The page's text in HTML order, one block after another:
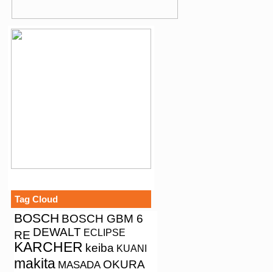
Tag Cloud
BOSCH BOSCH GBM 6
RE DEWALT ECLIPSE
KARCHER keiba KUANI
makita MASADA OKURA